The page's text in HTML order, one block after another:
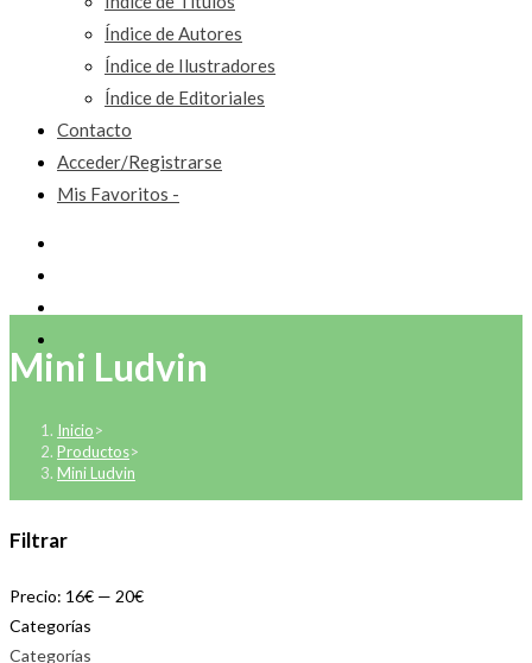
Índice de Autores
Índice de Ilustradores
Índice de Editoriales
Contacto
Acceder/Registrarse
Mis Favoritos -
Mini Ludvin
Inicio>
Productos>
Mini Ludvin
Filtrar
Precio: 16€ — 20€
Categorías
Categorías